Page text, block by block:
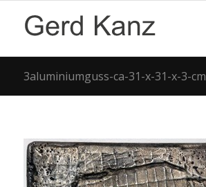
3aluminiumguss-ca-31-x-31-x-3-cm